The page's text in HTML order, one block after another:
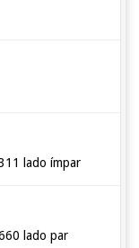
lado ímpar
lado par